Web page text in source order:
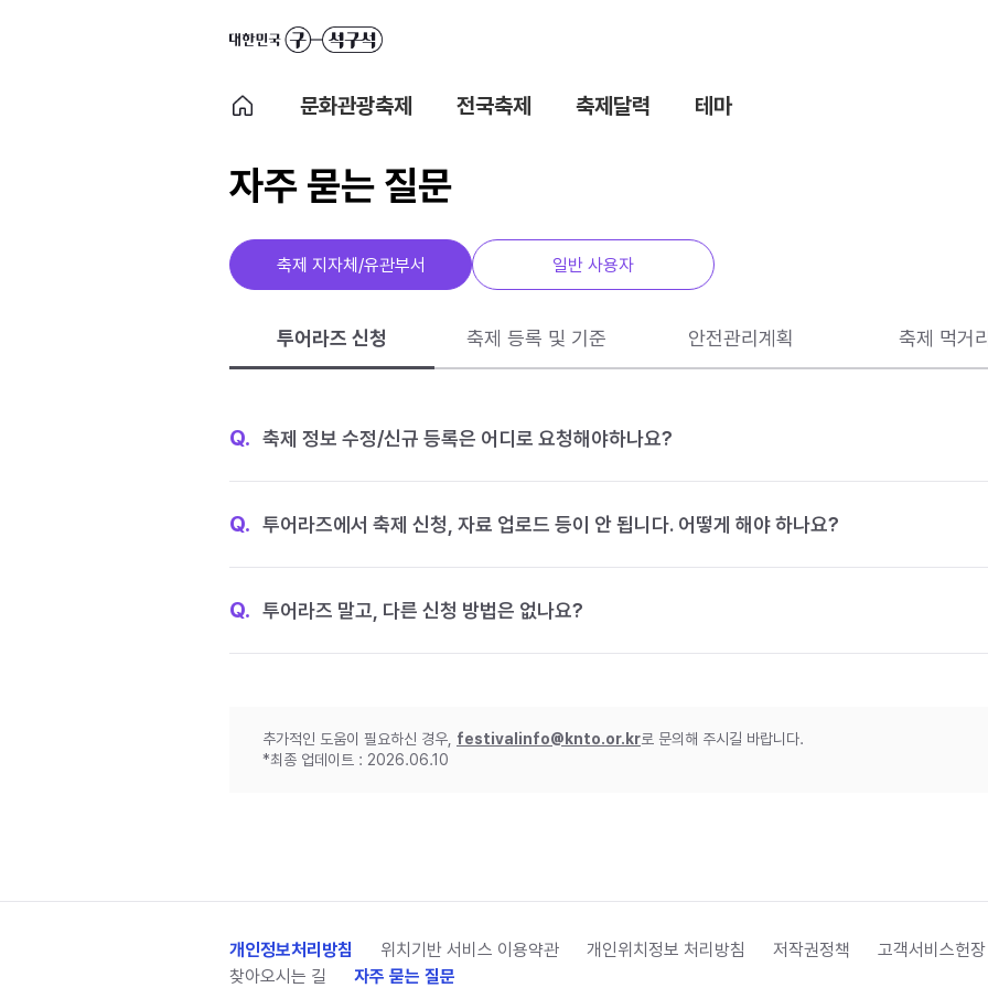
문화관광축제 전국축제 축제달력 테마
자주 묻는 질문
축제 지자체/유관부서 일반 사용자
투어라즈 신청 축제 등록 및 기준 안전관리계획 축제 먹거리
Q. 축제 정보 수정/신규 등록은 어디로 요청해야하나요?
Q. 투어라즈에서 축제 신청, 자료 업로드 등이 안 됩니다. 어떻게 해야 하나요?
Q. 투어라즈 말고, 다른 신청 방법은 없나요?
추가적인 도움이 필요하신 경우, festivalinfo@knto.or.kr로 문의해 주시길 바랍니다.
*최종 업데이트 : 2026.06.10
개인정보처리방침 위치기반 서비스 이용약관 개인위치정보 처리방침 저작권정책 고객서비스헌장
찾아오시는 길
자주 묻는 질문